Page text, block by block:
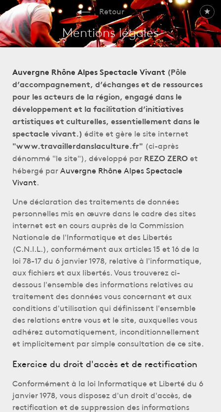
Retour
Mentions légales
Auvergne Rhône Alpes Spectacle Vivant (Pôle
d’accompagnement, d’échanges et de ressources
pour les acteurs de la région, engagé dans le
développement et la facilitation d’initiatives
artistiques et culturelles, essentiellement dans le
spectacle vivant.) édite et gère le site internet
"www.travaillerdanslaculture.fr" (ci-après
dénommé "le site"), développé par REZO ZERO et
hébergé par Auvergne Rhône Alpes Spectacle
Vivant .
Une déclaration des traitements de données
personnelles mis en œuvre dans le cadre des sites
internet est en cours auprès de la Commission
Nationale de l'Informatique et des Libertés
(C.N.I.L.), conformément aux articles 15 et 16 de la
loi 78-17 du 6 janvier 1978, relative à l'informatique,
aux fichiers et aux libertés. Vous trouverez ci-
dessous l'ensemble des informations relatives au
traitement des données vous concernant et aux
conditions d'utilisation qui définissent l'ensemble
des relations entre vous et le site, auxquelles vous
adhérez automatiquement, inconditionnellement
et implicitement par simple consultation de ce site.
Exercice du droit d'accès et de rectification
Conformément à la loi Informatique et Liberté du 6
janvier 1978, vous disposez d'un droit d'accès, de
rectification et de suppression des informations